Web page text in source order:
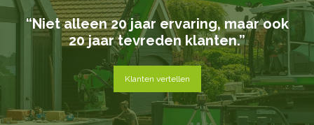
“Niet alleen 20 jaar ervaring, maar ook
20 jaar tevreden klanten.”
Klanten vertellen